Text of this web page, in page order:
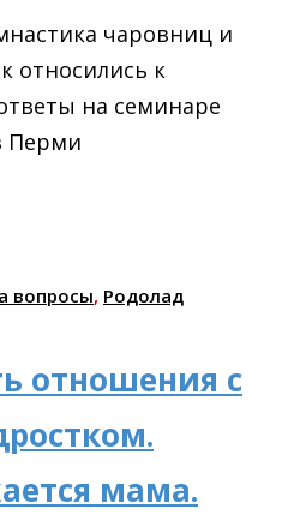
чаровниц и
относились к
на семинаре
Перми
вопросы, Родолад
отношения с
мама.